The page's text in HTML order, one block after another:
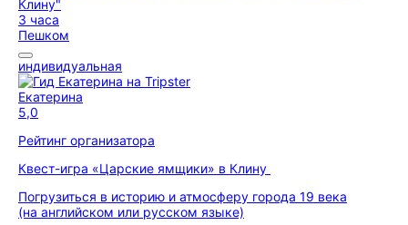
3 часа
Пешком
индивидуальная
Екатерина
5,0
Рейтинг организатора
Квест-игра «Царские ямщики» в Клину
Погрузиться в историю и атмосферу города 19 века
(на английском или русском языке)